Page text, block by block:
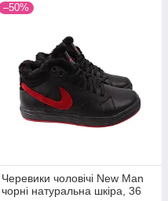
–50%
Черевики чоловічі New Man
чорні натуральна шкіра, 36